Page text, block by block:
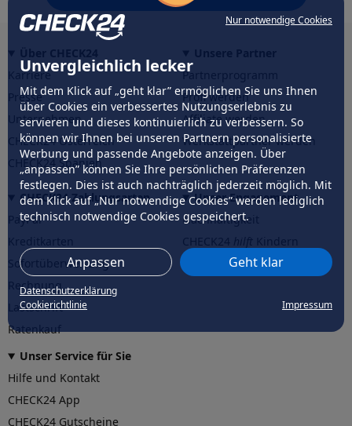
Nur notwendige Cookies
Unvergleichlich lecker
Mit dem Klick auf „geht klar” ermöglichen Sie uns Ihnen
über Cookies ein verbessertes Nutzungserlebnis zu
servieren und dieses kontinuierlich zu verbessern. So
können wir Ihnen bei unseren Partnern personalisierte
Werbung und passende Angebote anzeigen. Über
„anpassen” können Sie Ihre persönlichen Präferenzen
festlegen. Dies ist auch nachträglich jederzeit möglich. Mit
dem Klick auf „Nur notwendige Cookies” werden lediglich
technisch notwendige Cookies gespeichert.
Anpassen Geht klar
Datenschutzerklärung
Cookierichtlinie
Impressum
Karriere
Presse
Unternehmen
CHECK24 Österreich
CHECK24 Spanien
Partnerprogramm
Profi werden
Affiliate werden
Werkstattpartner werden
CHECK24 Zahlungsarten
PayPal
Sofortüberweisung
Rechnung
Lastschrift
Ratenkauf
Unser Engagement
Nachhaltigkeit
CHECK24hilftder Natur
Unser Service für Sie
Hilfe und Kontakt
CHECK24 App
CHECK24 Gutscheine